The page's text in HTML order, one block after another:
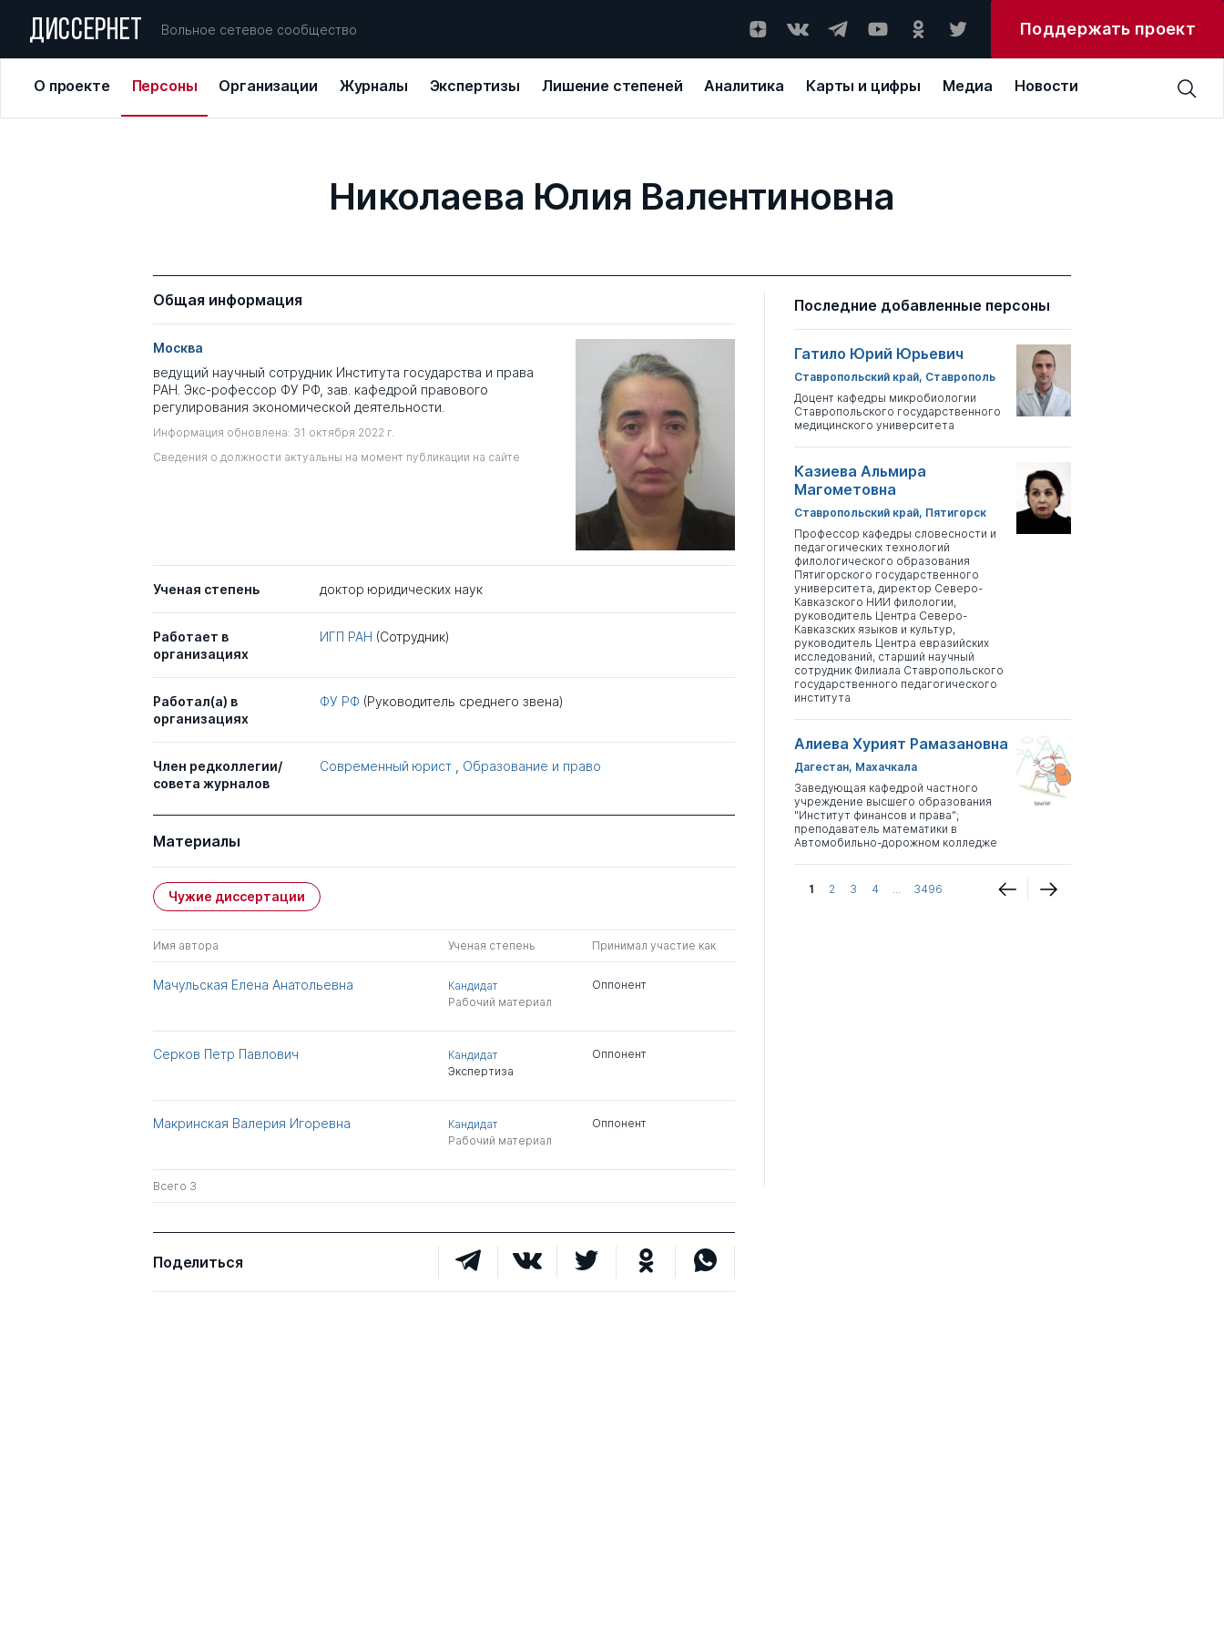
ДИССЕРНЕТ Вольное сетевое сообщество Поддержать проект
О проекте Персоны Организации Журналы Экспертизы Лишение степеней Аналитика Карты и цифры Медиа Новости
Николаева Юлия Валентиновна
Общая информация
Москва
ведущий научный сотрудник Института государства и права
РАН. Экс-рофессор ФУ РФ, зав. кафедрой правового
регулирования экономической деятельности.
Информация обновлена: 31 октября 2022 г.
Сведения о должности актуальны на момент публикации на сайте
Ученая степень доктор юридических наук
Работает в
организациях
ИГП РАН (Сотрудник)
Работал(а) в
организациях
ФУ РФ (Руководитель среднего звена)
Член редколлегии/
совета журналов
Современный юрист Образование и право
Материалы
Чужие диссертации
Имя автора Ученая степень Принимал участие как
Мачульская Елена Анатольевна
Кандидат
Рабочий материал
Оппонент
Серков Петр Павлович
Кандидат
Экспертиза
Оппонент
Макринская Валерия Игоревна
Кандидат
Рабочий материал
Оппонент
Всего 3
Поделиться
Последние добавленные персоны
Гатило Юрий Юрьевич
Ставропольский край, Ставрополь
Доцент кафедры микробиологии
Ставропольского государственного
медицинского университета
Казиева Альмира
Магометовна
Ставропольский край, Пятигорск
Профессор кафедры словесности и
педагогических технологий
филологического образования
Пятигорского государственного
университета, директор Северо-
Кавказского НИИ филологии,
руководитель Центра Северо-
Кавказских языков и культур,
руководитель Центра евразийских
исследований, старший научный
сотрудник Филиала Ставропольского
государственного педагогического
института
Алиева Хурият Рамазановна
Дагестан, Махачкала
Заведующая кафедрой частного
учреждение высшего образования
"Институт финансов и права";
преподаватель математики в
Автомобильно-дорожном колледже
1 2 3 4 ... 3496